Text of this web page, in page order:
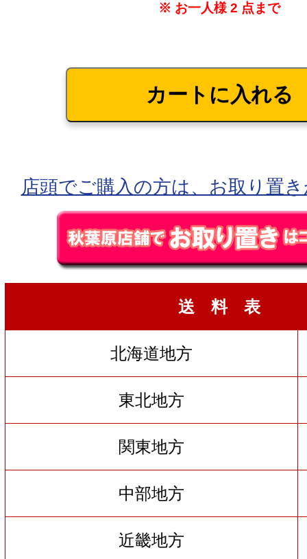
※ お一人様 2 点まで
店頭でご購入の方は、お取り置
送 料 表
北海道地方
東北地方
関東地方
中部地方
近畿地方